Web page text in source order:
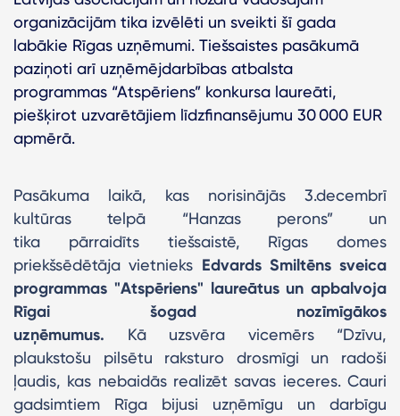
organizācijām tika izvēlēti un sveikti šī gada
labākie Rīgas uzņēmumi. Tiešsaistes pasākumā
paziņoti arī uzņēmējdarbības atbalsta
programmas “Atspēriens” konkursa laureāti,
piešķirot uzvarētājiem līdzfinansējumu 30 000 EUR
apmērā.
Pasākuma laikā, kas norisinājās 3.decembrī
kultūras telpā “Hanzas perons” un
tika pārraidīts tiešsaistē, Rīgas domes
priekšsēdētāja vietnieks Edvards Smiltēns sveica
programmas "Atspēriens" laureātus un apbalvoja
Rīgai šogad nozīmīgākos
uzņēmumus. Kā uzsvēra vicemērs “Dzīvu,
plaukstošu pilsētu raksturo drosmīgi un radoši
ļaudis, kas nebaidās realizēt savas ieceres. Cauri
gadsimtiem Rīga bijusi uzņēmīgu un darbīgu